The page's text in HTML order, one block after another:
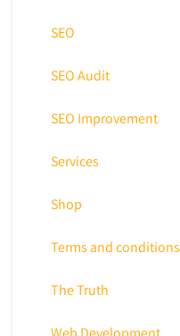
SEO
SEO Audit
SEO Improvement
Services
Shop
Terms and conditions
The Truth